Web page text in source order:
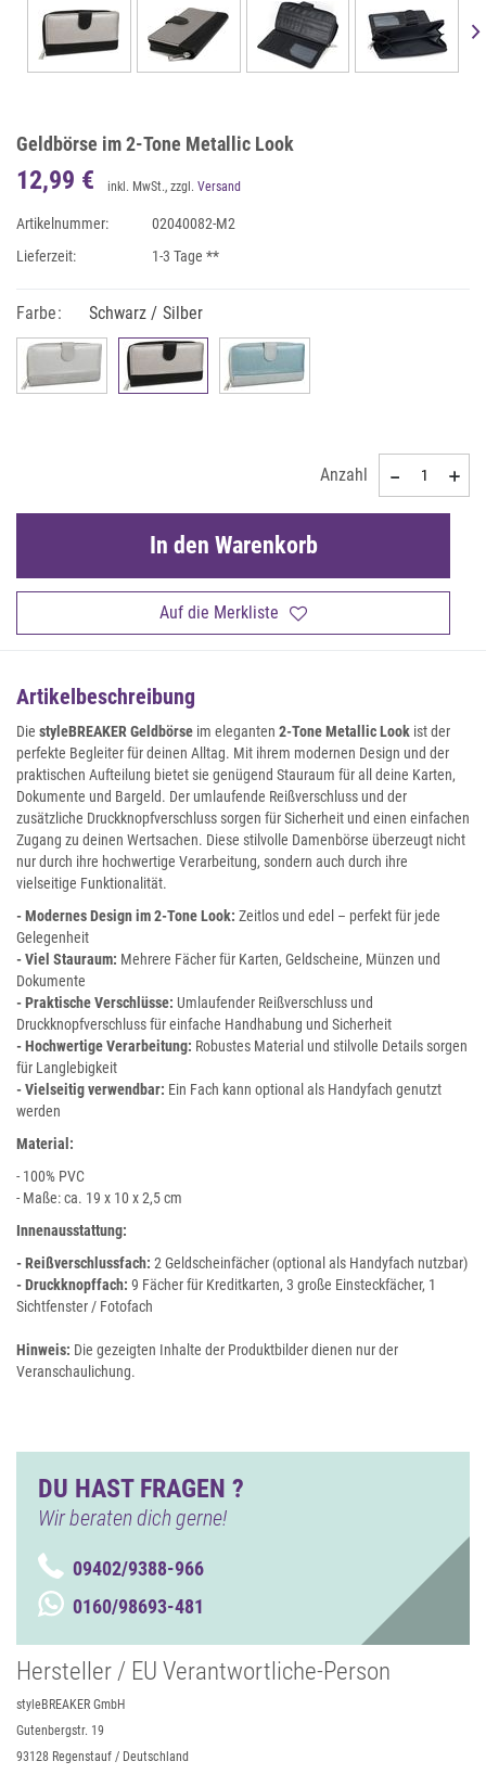
Geldbörse im 2-Tone Metallic Look
12,99 € inkl. MwSt., zzgl. Versand
Artikelnummer:
02040082-M2
Lieferzeit:
1-3 Tage **
Farbe: Schwarz / Silber
Anzahl
Auf die Merkliste
In den Warenkorb
Artikelbeschreibung
Die styleBREAKER Geldbörse im eleganten 2-Tone Metallic Look ist der
perfekte Begleiter für deinen Alltag. Mit ihrem modernen Design und der
praktischen Aufteilung bietet sie genügend Stauraum für all deine Karten,
Dokumente und Bargeld. Der umlaufende Reißverschluss und der
zusätzliche Druckknopfverschluss sorgen für Sicherheit und einen einfachen
Zugang zu deinen Wertsachen. Diese stilvolle Damenbörse überzeugt nicht
nur durch ihre hochwertige Verarbeitung, sondern auch durch ihre
vielseitige Funktionalität.
- Modernes Design im 2-Tone Look: Zeitlos und edel – perfekt für jede
Gelegenheit
- Viel Stauraum: Mehrere Fächer für Karten, Geldscheine, Münzen und
Dokumente
- Praktische Verschlüsse: Umlaufender Reißverschluss und
Druckknopfverschluss für einfache Handhabung und Sicherheit
- Hochwertige Verarbeitung: Robustes Material und stilvolle Details sorgen
für Langlebigkeit
- Vielseitig verwendbar: Ein Fach kann optional als Handyfach genutzt
werden
Material:
- 100% PVC
- Maße: ca. 19 x 10 x 2,5 cm
Innenausstattung:
- Reißverschlussfach: 2 Geldscheinfächer (optional als Handyfach nutzbar)
- Druckknopffach: 9 Fächer für Kreditkarten, 3 große Einsteckfächer, 1
Sichtfenster / Fotofach
Hinweis: Die gezeigten Inhalte der Produktbilder dienen nur der
Veranschaulichung.
DU HAST FRAGEN ?
Wir beraten dich gerne!
09402/9388-966
0160/98693-481
Hersteller / EU Verantwortliche-Person
styleBREAKER GmbH
Gutenbergstr. 19
93128 Regenstauf / Deutschland